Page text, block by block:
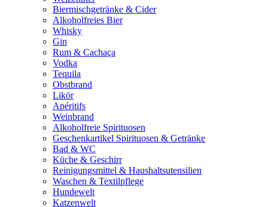
Biermischgetränke & Cider
Alkoholfreies Bier
Whisky
Gin
Rum & Cachaça
Vodka
Tequila
Obstbrand
Likör
Apéritifs
Weinbrand
Alkoholfreie Spirituosen
Geschenkartikel Spirituosen & Getränke
Bad & WC
Küche & Geschirr
Reinigungsmittel & Haushaltsutensilien
Waschen & Textilpflege
Hundewelt
Katzenwelt